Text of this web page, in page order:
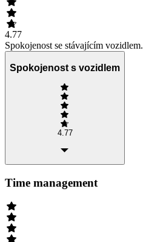
4.77
Spokojenost se stávajícím vozidlem.
Spokojenost s vozidlem
4.77
Time management